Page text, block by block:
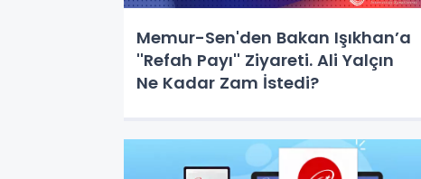
Memur-Sen'den Bakan Işıkhan’a
''Refah Payı'' Ziyareti. Ali Yalçın
Ne Kadar Zam İstedi?